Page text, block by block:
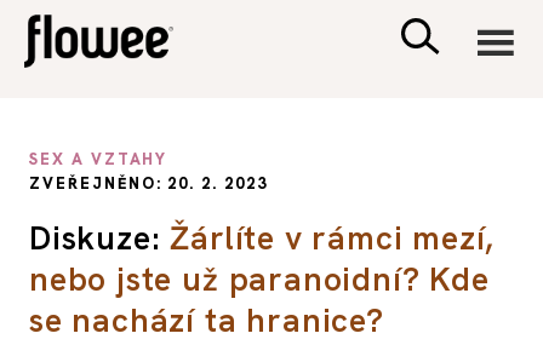
PSYCHOLOGIE
SEX A VZTAHY
ZVEŘEJNĚNO: 20. 2. 2023
Diskuze:Žárlíte v rámci mezí,
nebo jste už paranoidní? Kde
se nachází ta hranice?